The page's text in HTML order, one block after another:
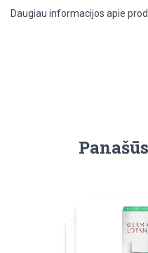
Daugiau informacijos apie